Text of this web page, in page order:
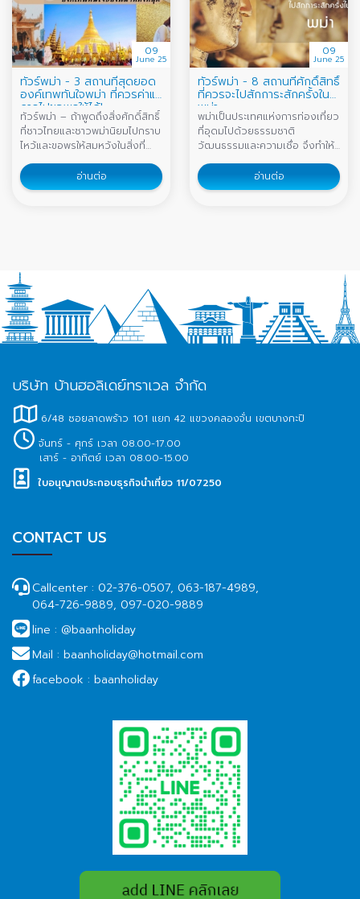
09
June 25
ทัวร์พม่า - 3 สถานที่สุดยอด
องค์เทพทันใจพม่า ที่ควรค่าแก่
การไปขอพรให้ได้!
ทัวร์พม่า – ถ้าพูดถึงสิ่งศักดิ์สิทธิ์
ที่ชาวไทยและชาวพม่านิยมไปกราบ
ไหว้และขอพรให้สมหวังในสิ่งที่
คงจะนึกถึง องค์เทพทันใจของ
พม่า กันใช่ไหมคะ แต่ทราบหรือไม่
อ่านต่อ
09
June 25
ทัวร์พม่า - 8 สถานที่ศักดิ์สิทธิ์
ที่ควรจะไปสักการะสักครั้งใน
พม่า
พม่าเป็นประเทศแห่งการท่องเที่ยว
ที่อุดมไปด้วยธรรมชาติ
วัฒนธรรมและความเชื่อ จึงทำให้
เดินทางมาท่องเที่ยวมากมาย
อ่านต่อ
บริษัท บ้านฮอลิเดย์ทราเวล จำกัด
6/48 ซอยลาดพร้าว 101 แยก 42 แขวงคลองจั่น เขตบางกะปิ
จันทร์ - ศุกร์ เวลา 08.00-17.00
เสาร์ - อาทิตย์ เวลา 08.00-15.00
ใบอนุญาตประกอบธุรกิจนำเที่ยว 11/07250
CONTACT US
Callcenter : 02-376-0507, 063-187-4989,
064-726-9889, 097-020-9889
line : @baanholiday
Mail : baanholiday@hotmail.com
facebook : baanholiday